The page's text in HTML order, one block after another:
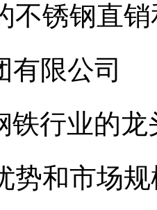
不锈钢直
有限公司
铁行业的
势和市场